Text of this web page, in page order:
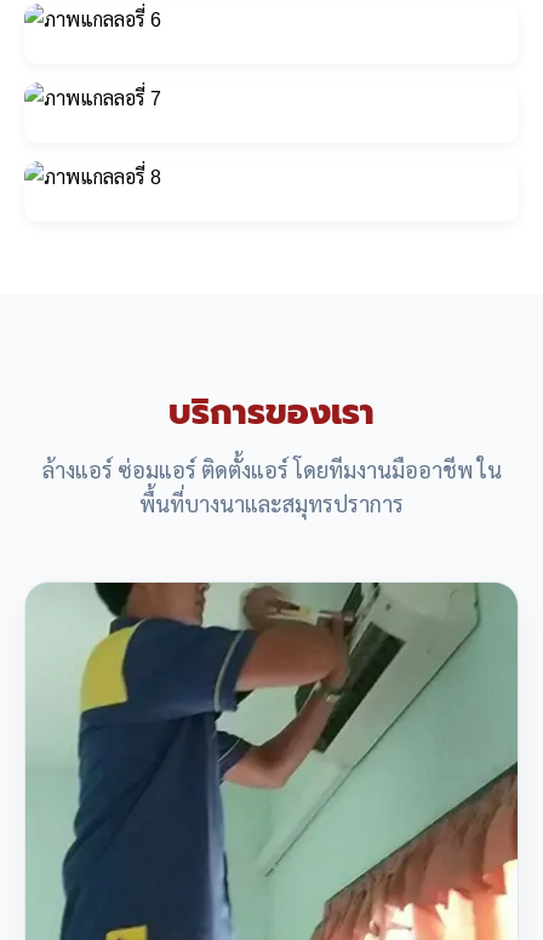
บริการของเรา
ล้างแอร์ ซ่อมแอร์ ติดตั้งแอร์ โดยทีมงานมืออาชีพ ใน
พื้นที่บางนาและสมุทรปราการ